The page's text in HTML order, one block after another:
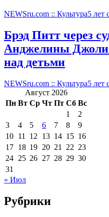
NEWSru.com :: Культура5 лет
Брэд Питт через
Анджелины Джоли
над детьми
NEWSru.com :: Культура5 лет
Август 2026
Пн Вт Ср Чт Пт Сб Вс
1
2
3
4 5 6 7 8
9
10 11 12 13 14 15 16
17 18 19 20 21 22 23
24 25 26 27 28 29 30
31
« Июл
Рубрики